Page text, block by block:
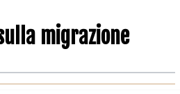
migrazione